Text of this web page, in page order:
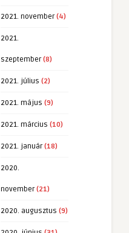
2021. november(4)
2021.
szeptember(8)
2021. július (2)
2021. május (9)
2021. március (10)
2021. január(18)
2020.
november(21)
2020. augusztus (9)